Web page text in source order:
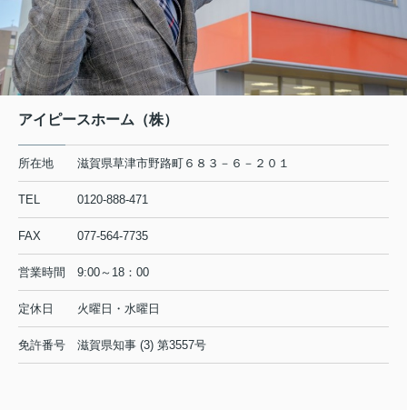
アイピースホーム（株）
所在地 滋賀県草津市野路町６８３－６－２０１
TEL 0120-888-471
FAX 077-564-7735
営業時間 9:00～18：00
定休日 火曜日・水曜日
免許番号 滋賀県知事 (3) 第3557号